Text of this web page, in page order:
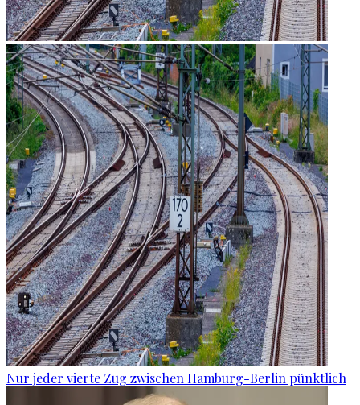
Nur jeder vierte Zug zwischen Hamburg-Berlin pünktlich